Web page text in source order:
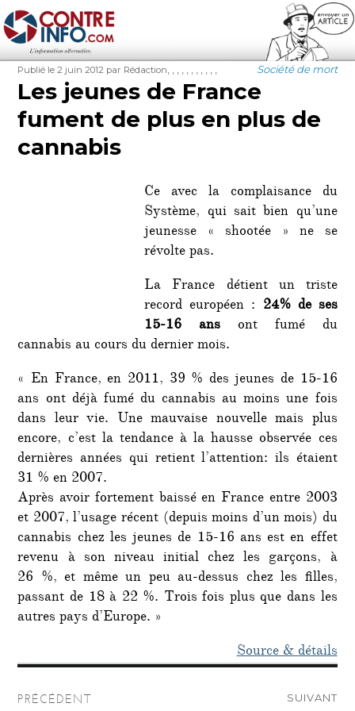
Contre-Info
Publié
le
Publié le 2 juin 2012 Auteur
par Rédaction Catégories
Société de mort
Les jeunes de France
fument de plus en plus de
cannabis
Ce avec la complaisance du
Système, qui sait bien qu’une
jeunesse « shootée » ne se
révolte pas.
La France détient un triste
record européen : 24% de ses
15-16 ans ont fumé du
cannabis au cours du dernier mois.
« En France, en 2011, 39 % des jeunes de 15-16
ans ont déjà fumé du cannabis au moins une fois
dans leur vie. Une mauvaise nouvelle mais plus
encore, c’est la tendance à la hausse observée ces
dernières années qui retient l’attention: ils étaient
31 % en 2007.
Après avoir fortement baissé en France entre 2003
et 2007, l’usage récent (depuis moins d’un mois) du
cannabis chez les jeunes de 15-16 ans est en effet
revenu à son niveau initial chez les garçons, à
26 %, et même un peu au-dessus chez les filles,
passant de 18 à 22 %. Trois fois plus que dans les
autres pays d’Europe. »
Source & détails
PRÉCÉDENT SUIVANT